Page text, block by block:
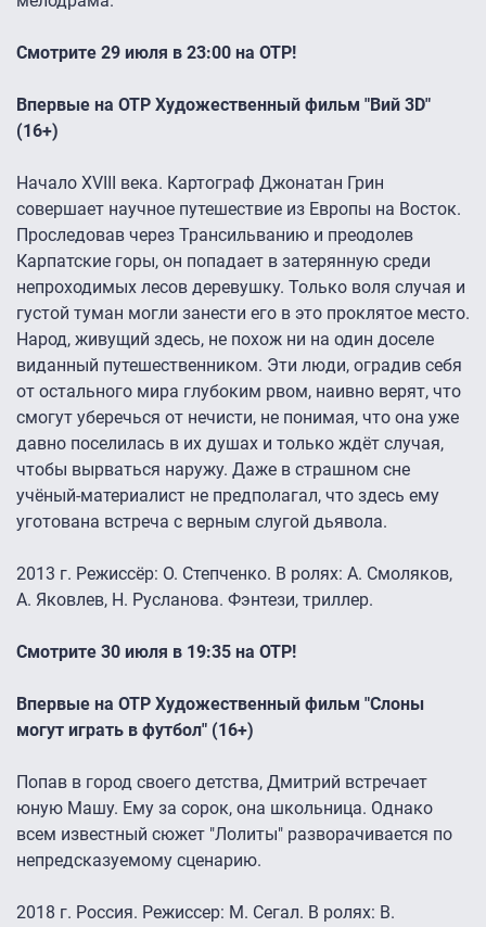
Смотрите 29 июля в 23:00 на ОТР!
Впервые на ОТР Художественный фильм "Вий 3D"
(16+)
Начало XVIII века. Картограф Джонатан Грин
совершает научное путешествие из Европы на Восток.
Проследовав через Трансильванию и преодолев
Карпатские горы, он попадает в затерянную среди
непроходимых лесов деревушку. Только воля случая и
густой туман могли занести его в это проклятое место.
Народ, живущий здесь, не похож ни на один доселе
виданный путешественником. Эти люди, оградив себя
от остального мира глубоким рвом, наивно верят, что
смогут уберечься от нечисти, не понимая, что она уже
давно поселилась в их душах и только ждёт случая,
чтобы вырваться наружу. Даже в страшном сне
учёный-материалист не предполагал, что здесь ему
уготована встреча с верным слугой дьявола.
2013 г. Режиссёр: О. Степченко. В ролях: А. Смоляков,
А. Яковлев, Н. Русланова. Фэнтези, триллер.
Смотрите 30 июля в 19:35 на ОТР!
Впервые на ОТР Художественный фильм "Слоны
могут играть в футбол" (16+)
Попав в город своего детства, Дмитрий встречает
юную Машу. Ему за сорок, она школьница. Однако
всем известный сюжет "Лолиты" разворачивается по
непредсказуемому сценарию.
2018 г. Россия. Режиссер: М. Сегал. В ролях: В.